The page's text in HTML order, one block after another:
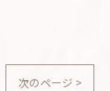
次のページ >